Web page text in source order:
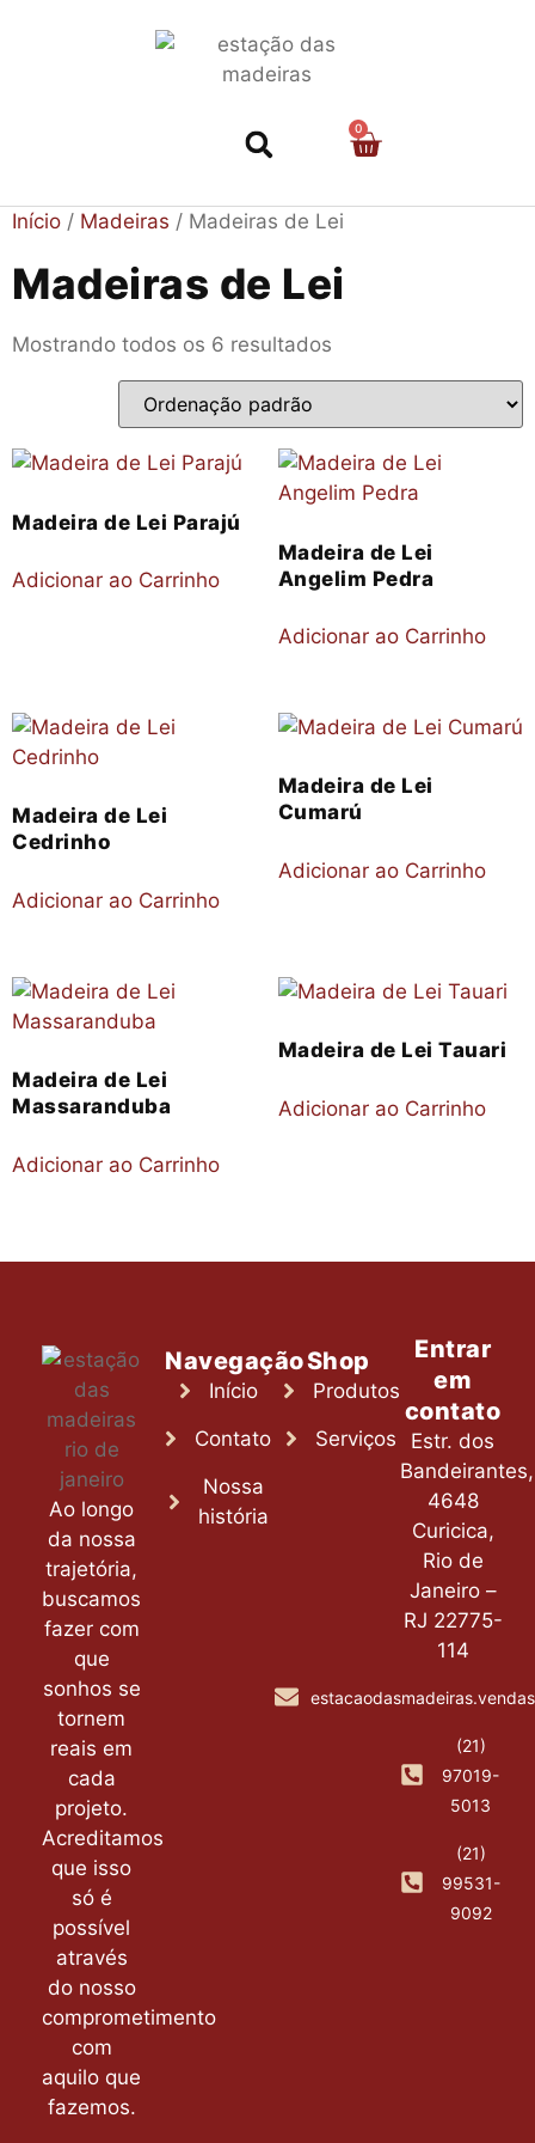
0
Início / Madeiras / Madeiras de Lei
Madeiras de Lei
Mostrando todos os 6 resultados
Madeira de Lei Parajú
Adicionar ao Carrinho
Madeira de Lei
Angelim Pedra
Adicionar ao Carrinho
Madeira de Lei
Cedrinho
Adicionar ao Carrinho
Madeira de Lei
Cumarú
Adicionar ao Carrinho
Madeira de Lei
Massaranduba
Adicionar ao Carrinho
Madeira de Lei Tauari
Adicionar ao Carrinho
Ao longo
da nossa
trajetória,
buscamos
fazer com
que
sonhos se
tornem
reais em
cada
projeto.
Acreditamos
que isso
só é
possível
através
do nosso
comprometimento
com
aquilo que
fazemos.
Navegação
Início
Contato
Nossa
história
Shop
Produtos
Serviços
Entrar
em
contato
Estr. dos
Bandeirantes,
4648
Curicica,
Rio de
Janeiro –
RJ 22775-
114
(21)
97019-
5013
(21)
99531-
9092